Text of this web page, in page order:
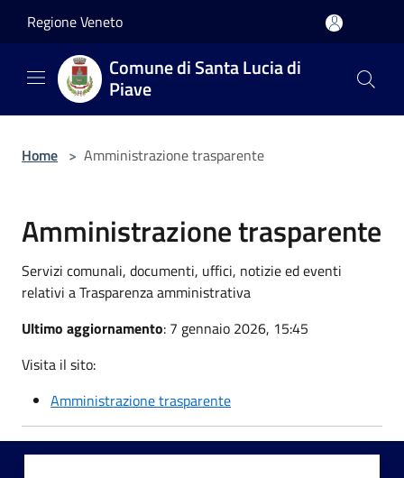
Regione Veneto
Comune di Santa Lucia di
Piave
Home > Amministrazione trasparente
Amministrazione trasparente
Servizi comunali, documenti, uffici, notizie ed eventi
relativi a Trasparenza amministrativa
Ultimo aggiornamento: 7 gennaio 2026, 15:45
Visita il sito:
Amministrazione trasparente